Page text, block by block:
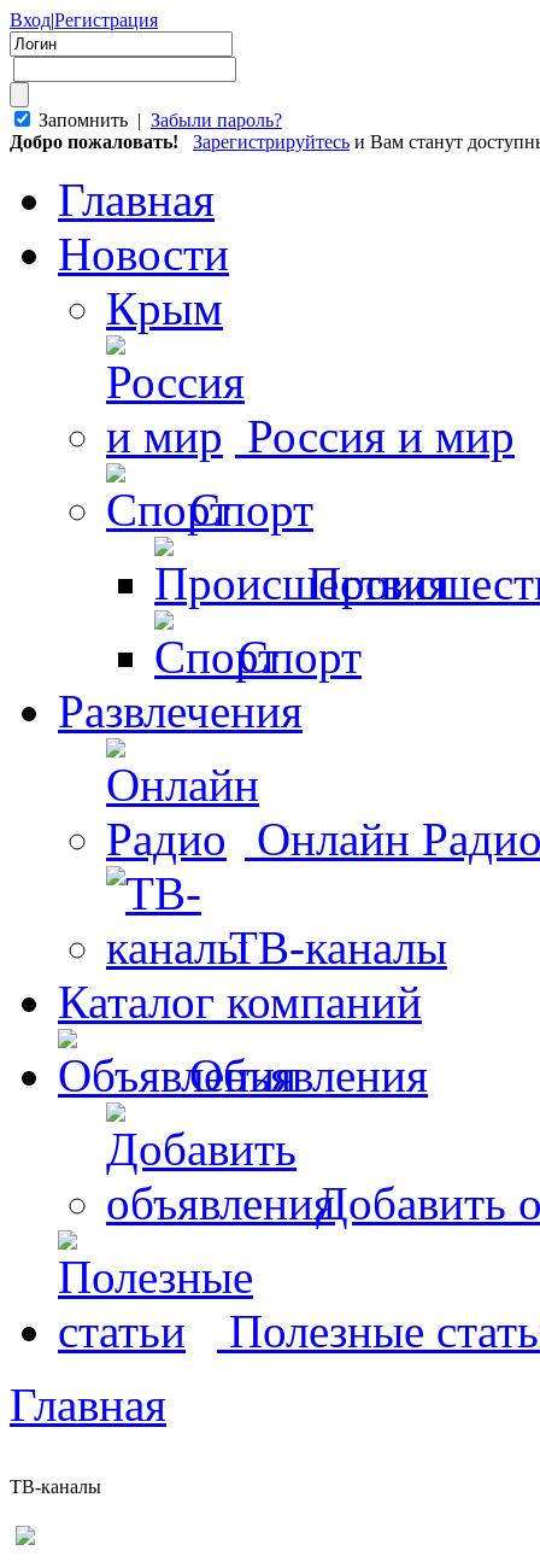
Вход|Регистрация
Запомнить | Забыли пароль?
Добро пожаловать!
Зарегистрируйтесь и Вам станут
Главная
Новости
Крым
Россия и мир
Спорт
Спорт
Развлечения
Онлайн
ТВ-каналы
Каталог компаний
Объявления
Добавить
Полезные
Главная
ТВ-каналы